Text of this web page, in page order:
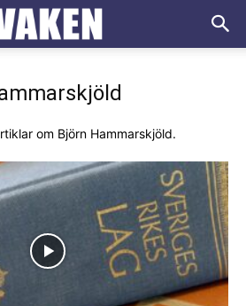
om Björn Hammarskjöld.